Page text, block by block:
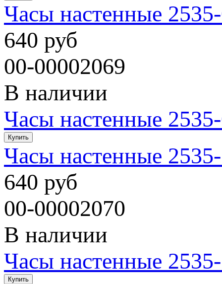
Часы настенные
640 руб
00-00002069
В наличии
Часы настенные
Часы настенные
640 руб
00-00002070
В наличии
Часы настенные